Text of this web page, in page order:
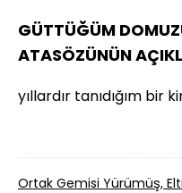
GÜTTÜĞÜM
ATASÖZÜNÜN
yıllardır tanıdığım bir
Ortak Gemisi Yürümüş,